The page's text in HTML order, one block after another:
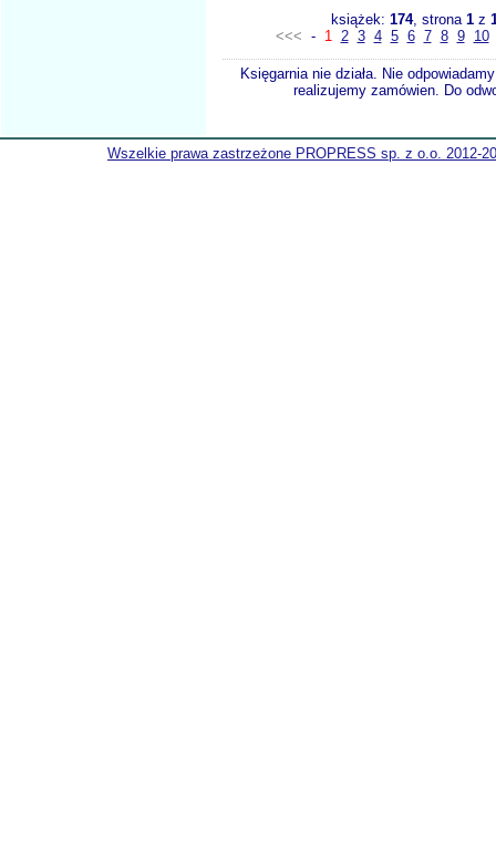
książek: 174, strona 1z
<<< - 1 2 3 4 5 6 7 8 9 10
Księgarnia nie działa. Nie
realizujemy zamówien. Do
Wszelkie prawa zastrzeżone PROPRESS sp. z o.o. 2012-